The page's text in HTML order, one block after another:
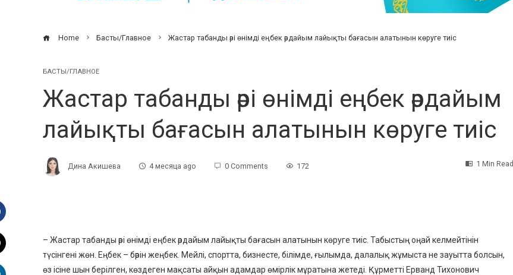
Home Басты/Главное Жастар табанды әрі өнімді еңбек әрдайым лайықты бағасын алатынын көруге тиіс
БАСТЫ/ГЛАВНОЕ
Жастар табанды әрі өнімді еңбек әрдайым
лайықты бағасын алатынын көруге тиіс
Дина Акишева 4 месяца ago 0 Comments 172 1 Min Read
– Жастар табанды әрі өнімді еңбек әрдайым лайықты бағасын алатынын көруге тиіс. Табыстың оңай келмейтінін
түсінгені жөн. Еңбек – бәрін жеңбек. Мейлі, спортта, бизнесте, білімде, ғылымда, далалық жұмыста не зауытта болсын,
өз ісіне шын берілген, көздеген мақсаты айқын адамдар өмірлік мұратына жетеді. Құрметті Ерванд Тихонович